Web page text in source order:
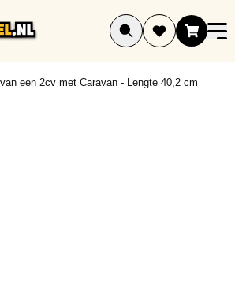
een 2cv met Caravan - Lengte 40,2 cm